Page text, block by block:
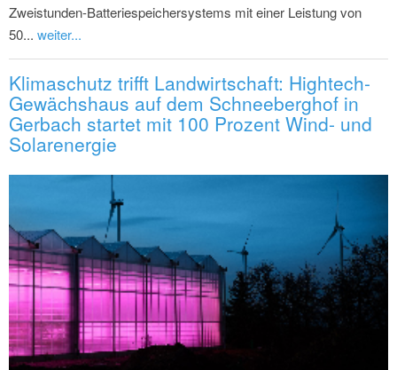
Zweistunden-Batteriespeichersystems mit einer Leistung von
50... weiter...
Klimaschutz trifft Landwirtschaft: Hightech-
Gewächshaus auf dem Schneeberghof in
Gerbach startet mit 100 Prozent Wind- und
Solarenergie